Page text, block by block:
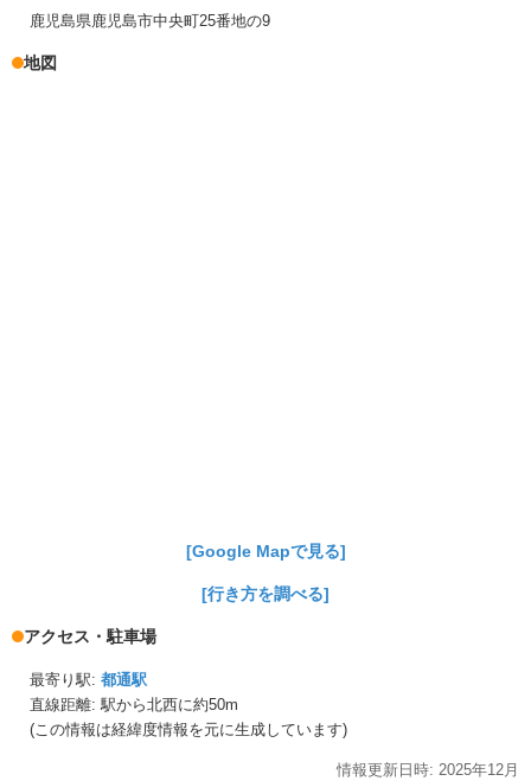
鹿児島県鹿児島市中央町25番地の9
地図
[Google Mapで見る]
[行き方を調べる]
アクセス・駐車場
最寄り駅: 都通駅
直線距離: 駅から北西に約50m
(この情報は経緯度情報を元に生成しています)
情報更新日時: 2025年12月